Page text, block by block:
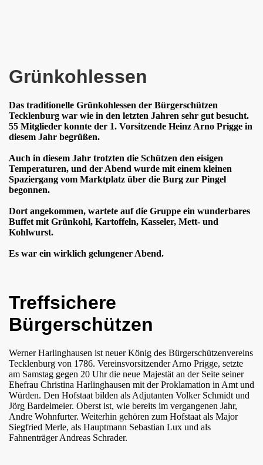
Grünkohlessen
Das traditionelle Grünkohlessen der Bürgerschützen
Tecklenburg war wie in den letzten Jahren sehr gut besucht.
55 Mitglieder konnte der 1. Vorsitzende Heinz Arno Prigge in
diesem Jahr begrüßen.
Auch in diesem Jahr trotzten die Schützen den eisigen
Temperaturen, und der Abend wurde mit einem kleinen
Spaziergang vom Marktplatz über die Burg zur Pingel
begonnen.
Dort angekommen, wartete auf die Gruppe ein wunderbares
Buffet mit Grünkohl, Kartoffeln, Kasseler, Mett- und
Kohlwurst.
Es war ein wirklich gelungener Abend.
Treffsichere
Bürgerschützen
Werner Harlinghausen ist neuer König des Bürgerschützenvereins
Tecklenburg von 1786. Vereinsvorsitzender Arno Prigge, setzte
am Samstag gegen 20 Uhr die neue Majestät an der Seite seiner
Ehefrau Christina Harlinghausen mit der Proklamation in Amt und
Würden. Den Hofstaat bilden als Adjutanten Volker Schmidt und
Jörg Bardelmeier. Oberst ist, wie bereits im vergangenen Jahr,
Andre Wohnfurter. Weiterhin gehören zum Hofstaat als Major
Siegfried Merle, als Hauptmann Sebastian Lux und als
Fahnenträger Andreas Schrader.